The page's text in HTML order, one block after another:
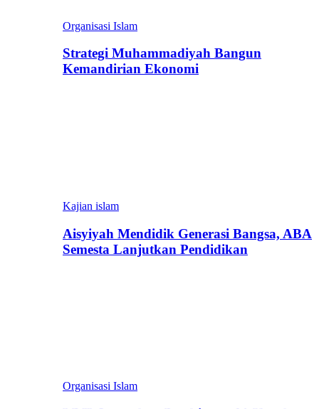
Organisasi Islam
Strategi Muhammadiyah Bangun
Kemandirian Ekonomi
Kajian islam
Aisyiyah Mendidik Generasi Bangsa, ABA
Semesta Lanjutkan Pendidikan
Organisasi Islam